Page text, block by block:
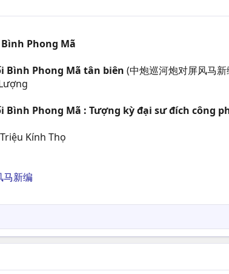
Phong Mã
Bình Phong Mã tân biên (中炮巡河炮对屏风马
Bình Phong Mã : Tượng kỳ đại sư đích công
Kính Thọ
马新编